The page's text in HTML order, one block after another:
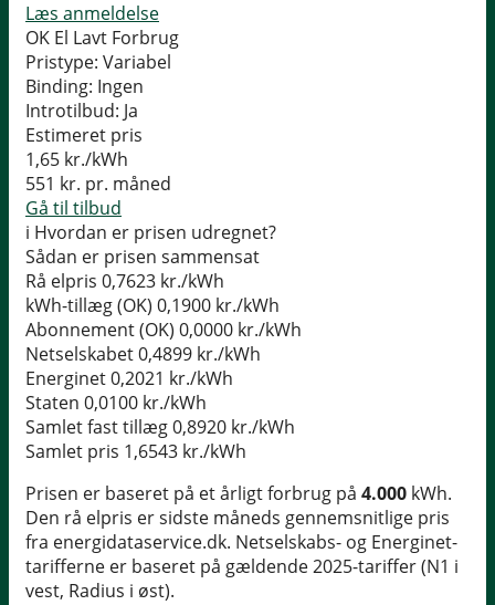
Læs anmeldelse
OK El Lavt Forbrug
Pristype: Variabel
Binding: Ingen
Introtilbud: Ja
Estimeret pris
1,65 kr./kWh
551 kr. pr. måned
Gå til tilbud
i Hvordan er prisen udregnet?
Sådan er prisen sammensat
Rå elpris 0,7623 kr./kWh
kWh-tillæg (OK) 0,1900 kr./kWh
Abonnement (OK) 0,0000 kr./kWh
Netselskabet0,4899 kr./kWh
Energinet0,2021 kr./kWh
Staten 0,0100 kr./kWh
Samlet fast tillæg0,8920 kr./kWh
Samlet pris 1,6543 kr./kWh
Prisen er baseret på et årligt forbrug på 4.000 kWh.
Den rå elpris er sidste måneds gennemsnitlige pris
fra energidataservice.dk. Netselskabs- og Energinet-
tarifferne er baseret på gældende 2025-tariffer (N1 i
vest, Radius i øst).